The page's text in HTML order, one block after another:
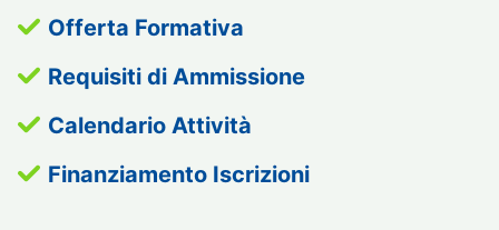
Offerta Formativa
Requisiti di Ammissione
Calendario Attività
Finanziamento Iscrizioni